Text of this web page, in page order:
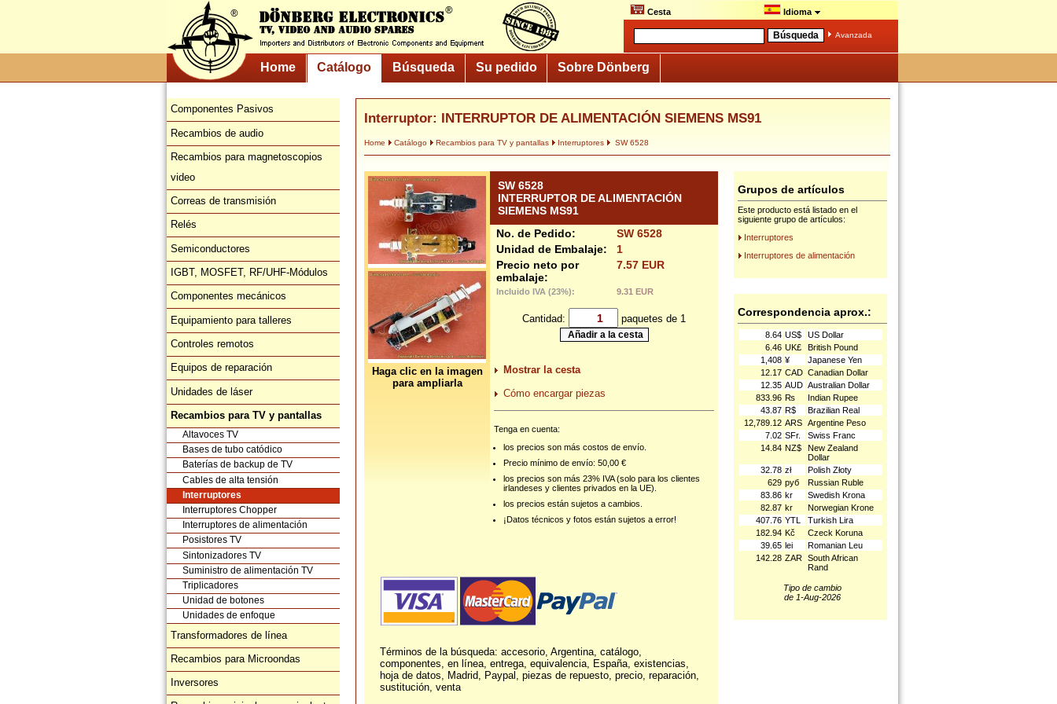
Cesta Idioma
Avanzada
Home Catálogo Búsqueda Su pedido Sobre Dönberg
Componentes Pasivos
Recambios de audio
Recambios para magnetoscopios
video
Correas de transmisión
Relés
Semiconductores
IGBT, MOSFET, RF/UHF-Módulos
Componentes mecánicos
Equipamiento para talleres
Controles remotos
Equipos de reparación
Unidades de láser
Recambios para TV y pantallas
Altavoces TV
Bases de tubo catódico
Baterías de backup de TV
Cables de alta tensión
Interruptores
Interruptores Chopper
Interruptores de alimentación
Posistores TV
Sintonizadores TV
Suministro de alimentación TV
Triplicadores
Unidad de botones
Unidades de enfoque
Transformadores de línea
Recambios para Microondas
Inversores
Interruptor: INTERRUPTOR DE ALIMENTACIÓN SIEMENS MS91
Home Catálogo Recambios para TV y pantallas Interruptores SW 6528
Haga clic en la imagen
para ampliarla
SW 6528
INTERRUPTOR DE ALIMENTACIÓN
SIEMENS MS91
No. de Pedido:
SW 6528
Unidad de Embalaje:
1
Precio neto por
embalaje:
7.57 EUR
Incluido IVA (23%): 9.31 EUR
Cantidad: paquetes de 1
Mostrar la cesta
Cómo encargar piezas
Tenga en cuenta:
los precios son más costos de envío.
Precio mínimo de envío: 50,00 €
los precios son más 23% IVA (solo para los clientes
irlandeses y clientes privados en la UE).
los precios están sujetos a cambios.
¡Datos técnicos y fotos están sujetos a error!
Términos de la búsqueda: accesorio, Argentina, catálogo,
componentes, en línea, entrega, equivalencia, España, existencias,
hoja de datos, Madrid, Paypal, piezas de repuesto, precio, reparación,
sustitución, venta
Grupos de artículos
Este producto está listado en el
siguiente grupo de artículos:
Interruptores
Interruptores de alimentación
Correspondencia aprox.:
8.64 US$
US Dollar
6.46 UK£
British Pound
1,408 ¥
Japanese Yen
12.17 CAD Canadian Dollar
12.35 AUD Australian Dollar
833.96 ₨
Indian Rupee
43.87 R$
Brazilian Real
12,789.12 ARS Argentine Peso
7.02 SFr.
Swiss Franc
14.84 NZ$
New Zealand
Dollar
32.78 zł
Polish Złoty
629 руб
Russian Ruble
83.86 kr
Swedish Krona
82.87 kr
Norwegian Krone
407.76 YTL
Turkish Lira
182.94 Kč
Czeck Koruna
39.65 lei
Romanian Leu
142.28 ZAR South African
Rand
Tipo de cambio
de 1-Aug-2026